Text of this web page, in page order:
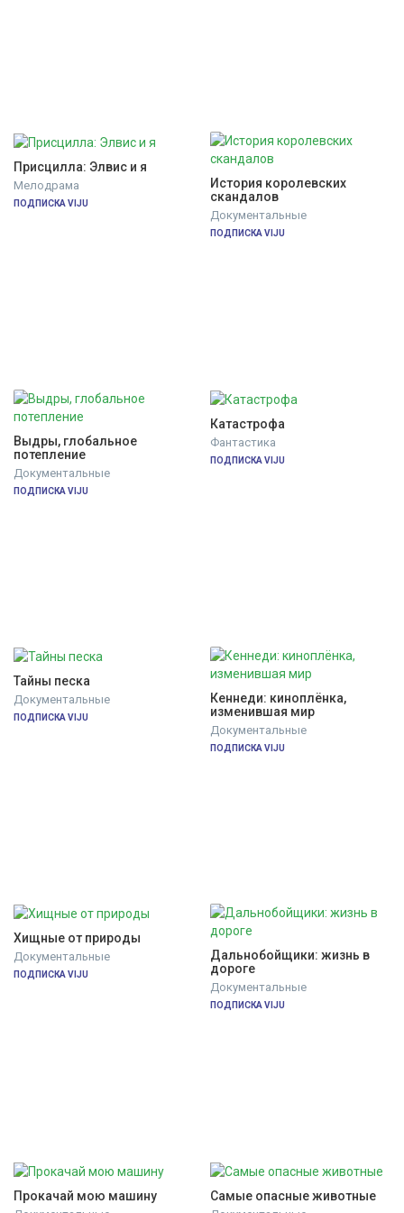
Присцилла: Элвис и я
Мелодрама
ПОДПИСКА VIJU
История королевских
скандалов
Документальные
ПОДПИСКА VIJU
Выдры, глобальное
потепление
Документальные
ПОДПИСКА VIJU
Катастрофа
Фантастика
ПОДПИСКА VIJU
Тайны песка
Документальные
ПОДПИСКА VIJU
Кеннеди: киноплёнка,
изменившая мир
Документальные
ПОДПИСКА VIJU
Хищные от природы
Документальные
ПОДПИСКА VIJU
Дальнобойщики: жизнь в
дороге
Документальные
ПОДПИСКА VIJU
Прокачай мою машину Самые опасные животные